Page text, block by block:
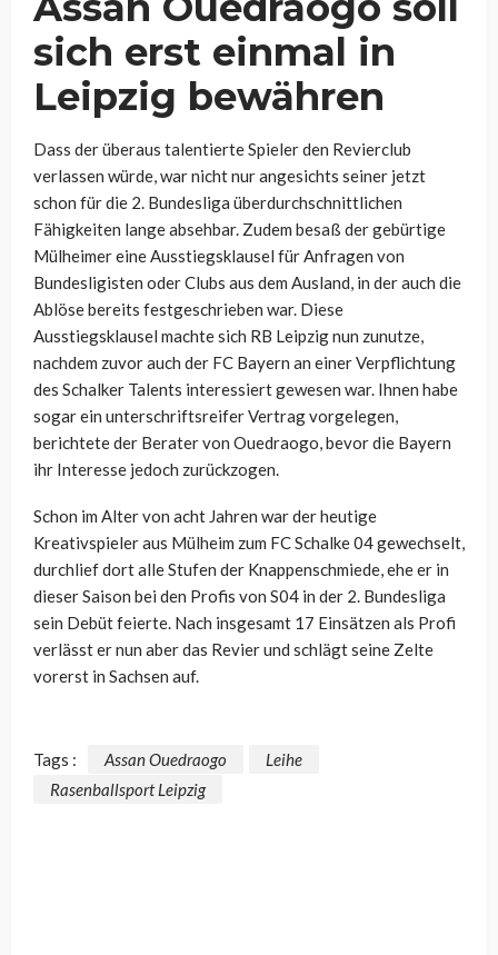
sich erst einmal in
Leipzig bewähren
Dass der überaus talentierte Spieler den Revierclub
verlassen würde, war nicht nur angesichts seiner jetzt
schon für die 2. Bundesliga überdurchschnittlichen
Fähigkeiten lange absehbar. Zudem besaß der gebürtige
Mülheimer eine Ausstiegsklausel für Anfragen von
Bundesligisten oder Clubs aus dem Ausland, in der auch die
Ablöse bereits festgeschrieben war. Diese
Ausstiegsklausel machte sich RB Leipzig nun zunutze,
nachdem zuvor auch der FC Bayern an einer Verpflichtung
des Schalker Talents interessiert gewesen war. Ihnen habe
sogar ein unterschriftsreifer Vertrag vorgelegen,
berichtete der Berater von Ouedraogo, bevor die Bayern
ihr Interesse jedoch zurückzogen.
Schon im Alter von acht Jahren war der heutige
Kreativspieler aus Mülheim zum FC Schalke 04 gewechselt,
durchlief dort alle Stufen der Knappenschmiede, ehe er in
dieser Saison bei den Profis von S04 in der 2. Bundesliga
sein Debüt feierte. Nach insgesamt 17 Einsätzen als Profi
verlässt er nun aber das Revier und schlägt seine Zelte
vorerst in Sachsen auf.
Tags : Assan Ouedraogo
Leihe
Rasenballsport Leipzig